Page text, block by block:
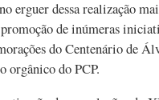
erguer dessa realização
de inúmeras
do Centenário de
orgânico do PCP.